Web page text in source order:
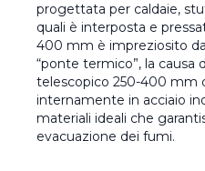
progettata per caldaie,
quali è interposta e
400 mm è impreziosito
“ponte termico”, la causa
telescopico 250-400 mm
internamente in acciaio
materiali ideali che
evacuazione dei fumi.